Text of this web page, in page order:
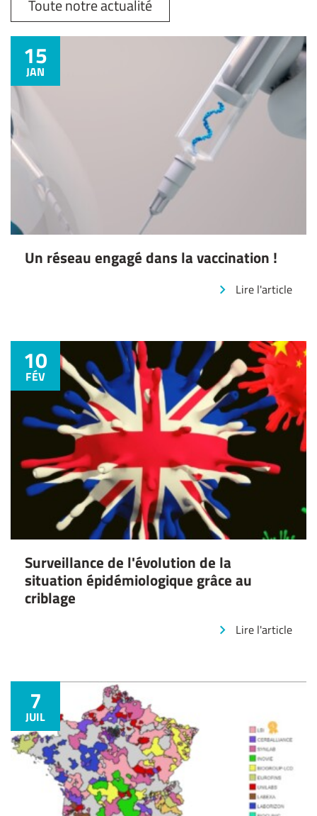
Toute notre actualité
15
JAN
Un réseau engagé dans la vaccination !
Lire l'article
10
FÉV
Surveillance de l'évolution de la
situation épidémiologique grâce au
criblage
Lire l'article
7
JUIL